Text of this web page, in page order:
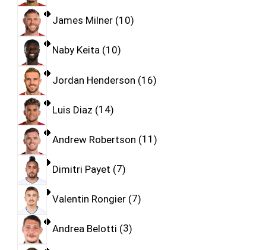
James Milner 10
Naby Keita 10
Jordan Henderson 16
Luis Diaz 14
Andrew Robertson 11
Dimitri Payet 7
Valentin Rongier 7
Andrea Belotti 3